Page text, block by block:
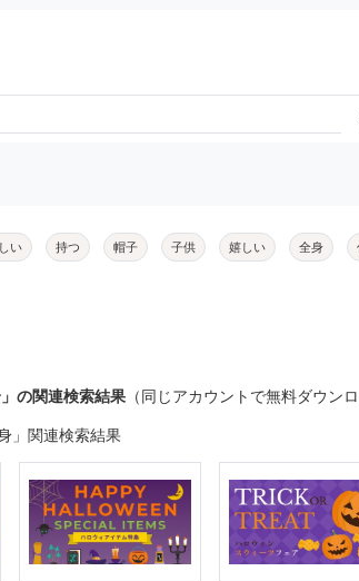
い 持つ 帽子 子供 嬉しい 全身
の関連検索結果 （同じアカウントで無料ダウン
」関連検索結果